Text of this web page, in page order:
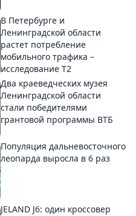
В Петербурге и
Ленинградской области
растет потребление
мобильного трафика –
исследование T2
Два краеведческих музея
Ленинградской области
стали победителями
грантовой программы ВТБ
Популяция дальневосточного
леопарда выросла в 6 раз
JELAND J6: один кроссовер